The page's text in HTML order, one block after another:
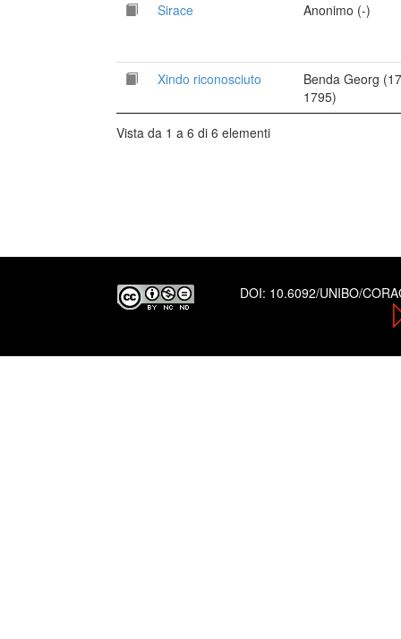
Sirace Anonimo (-)
Xindo riconosciuto
Benda Georg
1795)
Vista da 1 a 6 di 6 elementi
DOI: 10.6092/UNIBO/